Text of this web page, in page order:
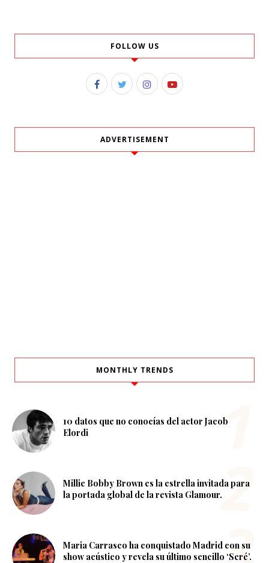
FOLLOW US
ADVERTISEMENT
MONTHLY TRENDS
10 datos que no conocías del actor Jacob
Elordi
Millie Bobby Brown es la estrella invitada para
la portada global de la revista Glamour.
Maria Carrasco ha conquistado Madrid con su
show acústico y revela su último sencillo ‘Seré’.